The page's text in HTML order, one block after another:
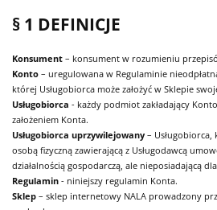
§ 1 DEFINICJE
Konsument – konsument w rozumieniu
Konto – uregulowana w Regulaminie
której Usługobiorca może założyć w Sklepie
Usługobiorca - każdy podmiot zakładający
założeniem Konta.
Usługobiorca uprzywilejowany –
osobą fizyczną zawierającą z Usługodawcą
działalnością gospodarczą, ale nieposiadającą
Regulamin - niniejszy regulamin Konta.
Sklep – sklep internetowy NALA prowadzony